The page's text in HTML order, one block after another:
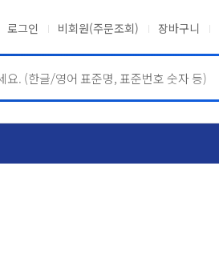
로그인 비회원(주문조회) 장바구니